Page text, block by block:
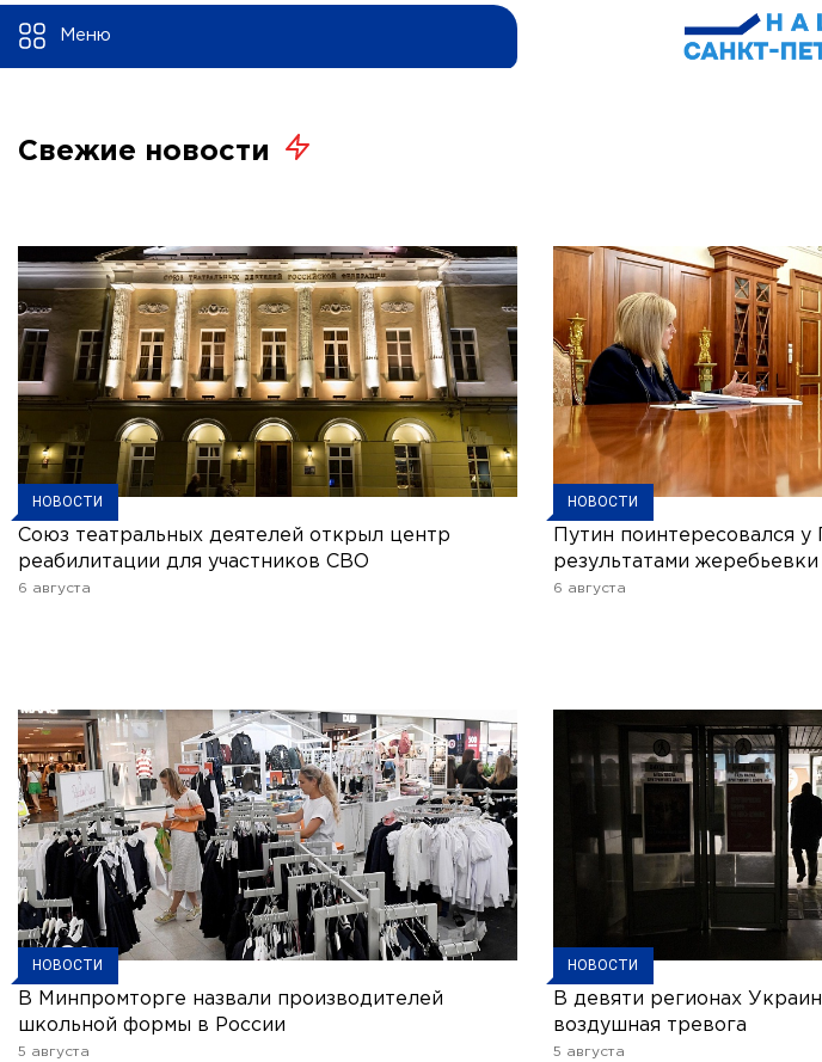
Меню
Свежие новости
НОВОСТИ
Союз театральных деятелей открыл центр
реабилитации для участников СВО
6 августа
НОВОСТИ
Путин поинтересовался
результатами
6 августа
НОВОСТИ
В Минпромторге назвали производителей
школьной формы в России
5 августа
НОВОСТИ
В девяти регионах
воздушная тревога
5 августа